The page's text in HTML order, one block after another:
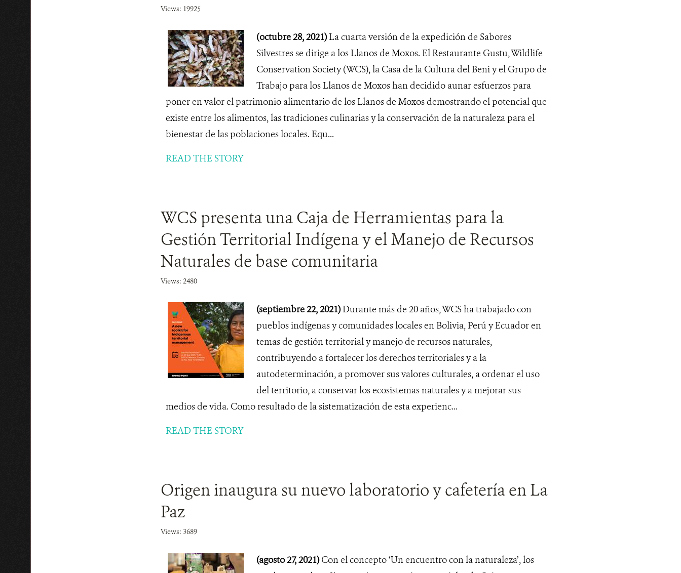
Views: 19925
(octubre 28, 2021)La cuarta versión de la expedición de Sabores
Silvestres se dirige a los Llanos de Moxos. El Restaurante Gustu, Wildlife
Conservation Society (WCS), la Casa de la Cultura del Beni y el Grupo de
Trabajo para los Llanos de Moxos han decidido aunar esfuerzos para
poner en valor el patrimonio alimentario de los Llanos de Moxos demostrando el potencial que
existe entre los alimentos, las tradiciones culinarias y la conservación de la naturaleza para el
bienestar de las poblaciones locales. Equ...
READ THE STORY
WCS presenta una Caja de Herramientas para la
Gestión Territorial Indígena y el Manejo de Recursos
Naturales de base comunitaria
Views: 2480
(septiembre 22, 2021)Durante más de 20 años, WCS ha trabajado con
pueblos indígenas y comunidades locales en Bolivia, Perú y Ecuador en
temas de gestión territorial y manejo de recursos naturales,
contribuyendo a fortalecer los derechos territoriales y a la
autodeterminación, a promover sus valores culturales, a ordenar el uso
del territorio, a conservar los ecosistemas naturales y a mejorar sus
medios de vida. Como resultado de la sistematización de esta experienc...
READ THE STORY
Origen inaugura su nuevo laboratorio y cafetería en La
Paz
Views: 3689
(agosto 27, 2021)Con el concepto ‘Un encuentro con la naturaleza’, los